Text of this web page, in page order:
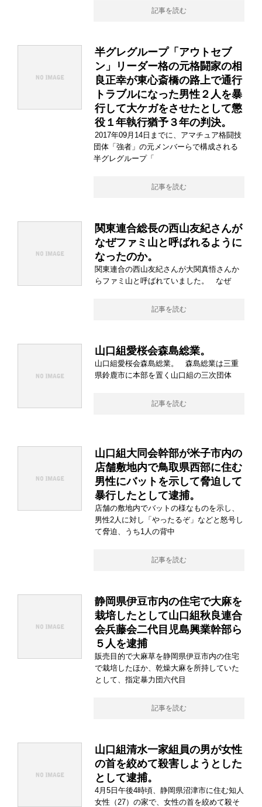
記事を読む
半グレグループ「アウトセブ
ン」リーダー格の元格闘家の相
良正幸が東心斎橋の路上で通行
トラブルになった男性２人を暴
行して大ケガをさせたとして懲
役１年執行猶予３年の判決。
2017年09月14日までに、アマチュア格闘技
団体「強者」の元メンバーらで構成される
半グレグループ「
記事を読む
関東連合総長の西山友紀さんが
なぜファミ山と呼ばれるように
なったのか。
関東連合の西山友紀さんが大関真悟さんか
らファミ山と呼ばれていました。 なぜ
記事を読む
山口組愛桜会森島総業。
山口組愛桜会森島総業。 森島総業は三重
県鈴鹿市に本部を置く山口組の三次団体
記事を読む
山口組大同会幹部が米子市内の
店舗敷地内で鳥取県西部に住む
男性にバットを示して脅迫して
暴行したとして逮捕。
店舗の敷地内でバットの様なものを示し、
男性2人に対し「やったるぞ」などと怒号し
て脅迫、うち1人の背中
記事を読む
静岡県伊豆市内の住宅で大麻を
栽培したとして山口組秋良連合
会兵藤会二代目児島興業幹部ら
５人を逮捕
販売目的で大麻草を静岡県伊豆市内の住宅
で栽培したほか、乾燥大麻を所持していた
として、指定暴力団六代目
記事を読む
山口組清水一家組員の男が女性
の首を絞めて殺害しようとした
として逮捕。
4月5日午後4時頃、静岡県沼津市に住む知人
女性（27）の家で、女性の首を絞めて殺そ